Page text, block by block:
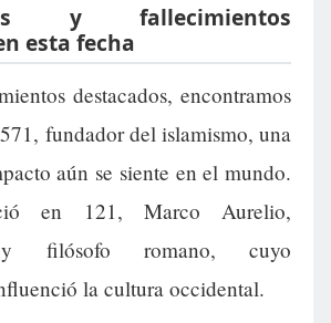
y fallecimientos
esta fecha
destacados, encontramos
fundador del islamismo, una
aún se siente en el mundo.
en 121, Marco Aurelio,
y filósofo romano, cuyo
la cultura occidental.